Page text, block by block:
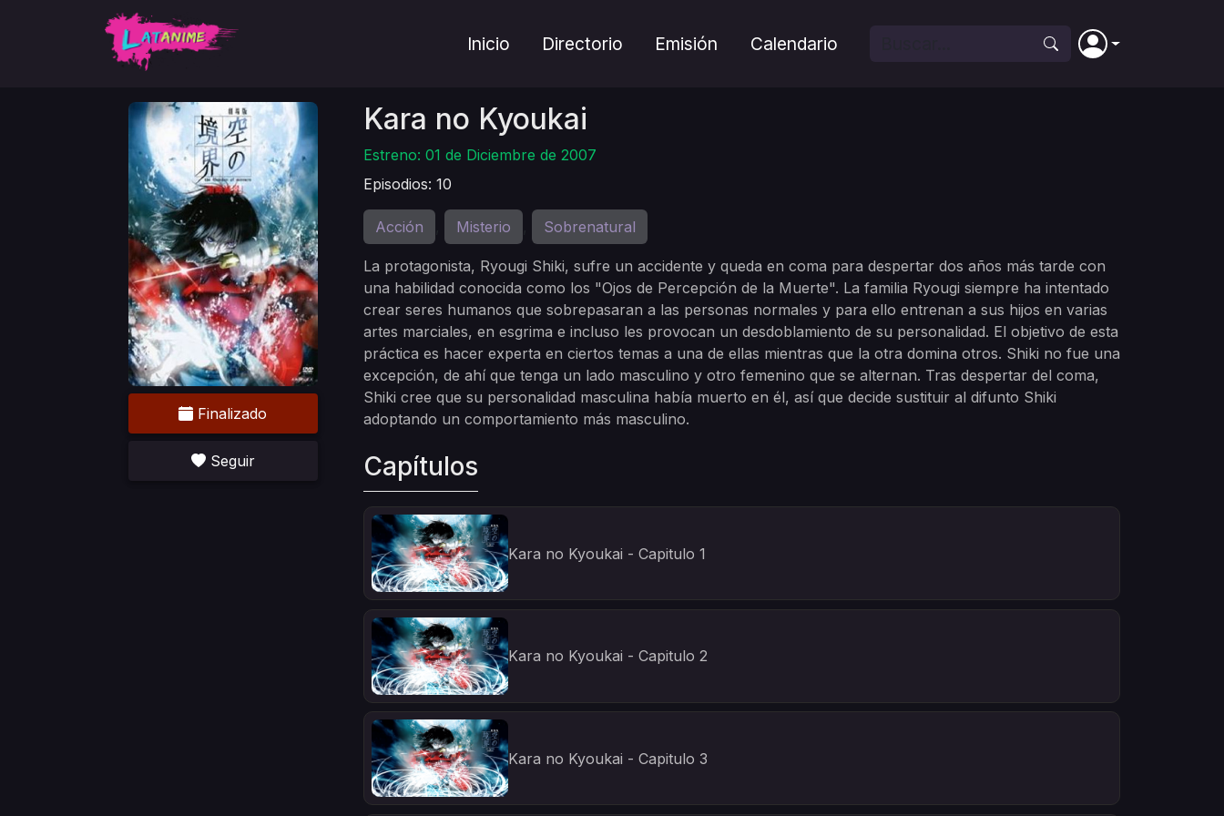
Inicio Directorio Emisión Calendario
Finalizado
Seguir
Kara no Kyoukai
Estreno: 01 de Diciembre de 2007
Episodios: 10
Acción Misterio Sobrenatural
La protagonista, Ryougi Shiki, sufre un accidente y queda en coma para despertar dos años más tarde con
una habilidad conocida como los "Ojos de Percepción de la Muerte". La familia Ryougi siempre ha intentado
crear seres humanos que sobrepasaran a las personas normales y para ello entrenan a sus hijos en varias
artes marciales, en esgrima e incluso les provocan un desdoblamiento de su personalidad. El objetivo de esta
práctica es hacer experta en ciertos temas a una de ellas mientras que la otra domina otros. Shiki no fue una
excepción, de ahí que tenga un lado masculino y otro femenino que se alternan. Tras despertar del coma,
Shiki cree que su personalidad masculina había muerto en él, así que decide sustituir al difunto Shiki
adoptando un comportamiento más masculino.
Capítulos
Kara no Kyoukai - Capitulo 1
Kara no Kyoukai - Capitulo 2
Kara no Kyoukai - Capitulo 3